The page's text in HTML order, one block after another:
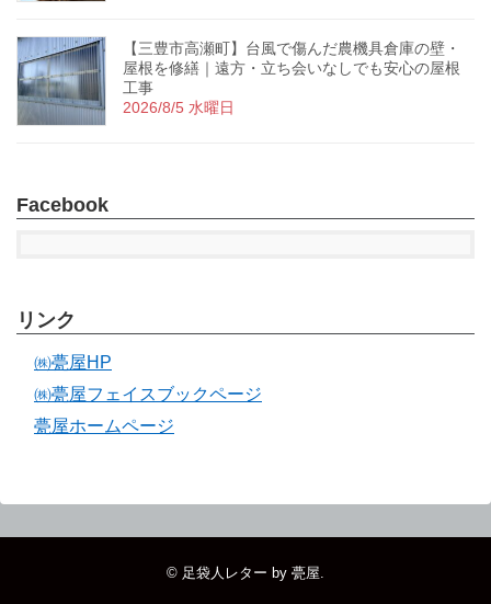
【三豊市高瀬町】台風で傷んだ農機具倉庫の壁・
屋根を修繕｜遠方・立ち会いなしでも安心の屋根
工事
2026/8/5 水曜日
Facebook
リンク
㈱甍屋HP
㈱甍屋フェイスブックページ
甍屋ホームページ
© 足袋人レター by 甍屋